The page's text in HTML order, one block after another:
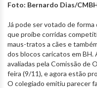
Foto: Bernardo Dias/
Já pode ser votado de
que proíbe corridas
maus-tratos a cães e
dos blocos caricatos em BH.
avaliadas pela Comissão de
feira (9/11), e agora estão
O colegiado emitiu parecer